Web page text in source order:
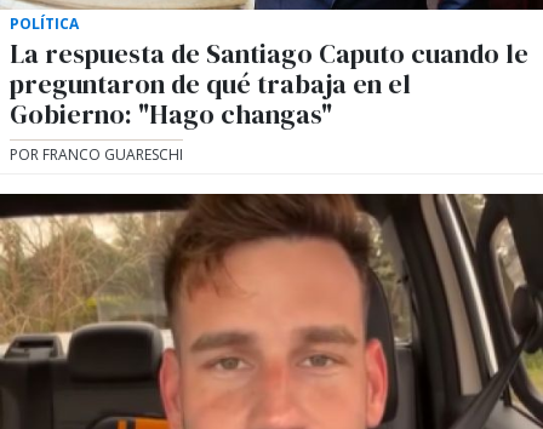
POLÍTICA
La respuesta de Santiago Caputo cuando le
preguntaron de qué trabaja en el
Gobierno: "Hago changas"
POR FRANCO GUARESCHI